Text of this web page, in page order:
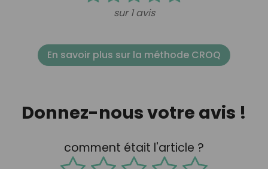
sur 1 avis
En savoir plus sur la méthode CROQ
Donnez-nous votre avis !
comment était l'article ?